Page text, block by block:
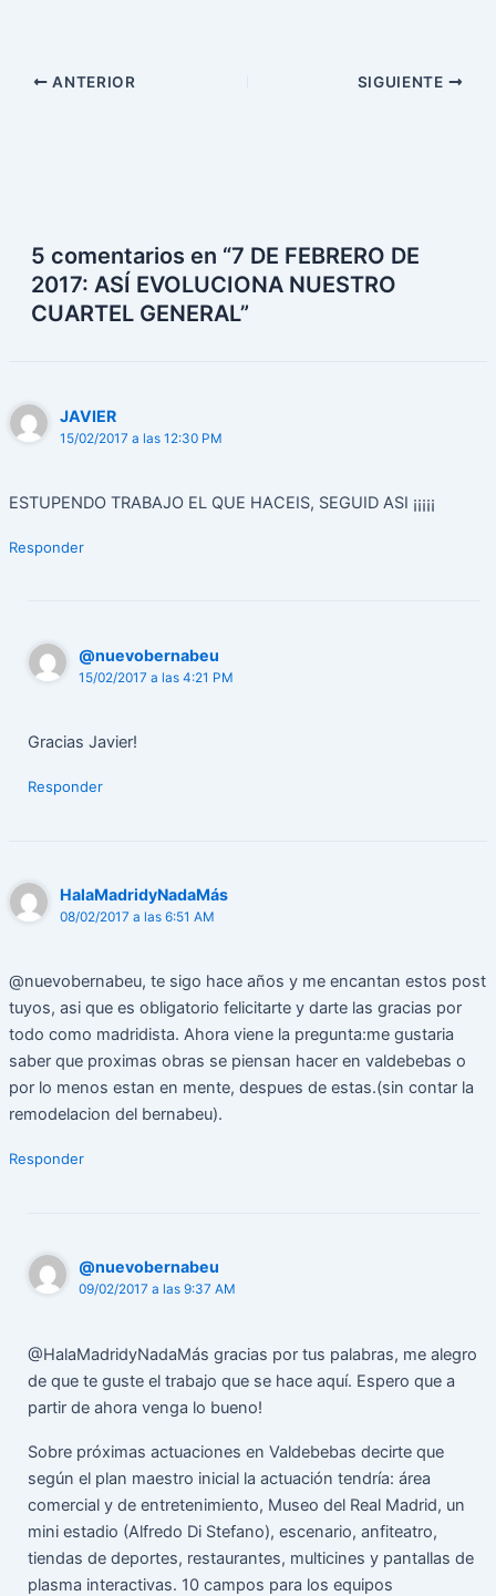
ANTERIOR SIGUIENTE
5 comentarios en “7 DE FEBRERO DE
2017: ASÍ EVOLUCIONA NUESTRO
CUARTEL GENERAL”
JAVIER
15/02/2017 a las 12:30 PM
ESTUPENDO TRABAJO EL QUE HACEIS, SEGUID ASI ¡¡¡¡¡
Responder
@nuevobernabeu
15/02/2017 a las 4:21 PM
Gracias Javier!
Responder
HalaMadridyNadaMás
08/02/2017 a las 6:51 AM
@nuevobernabeu, te sigo hace años y me encantan estos post
tuyos, asi que es obligatorio felicitarte y darte las gracias por
todo como madridista. Ahora viene la pregunta:me gustaria
saber que proximas obras se piensan hacer en valdebebas o
por lo menos estan en mente, despues de estas.(sin contar la
remodelacion del bernabeu).
Responder
@nuevobernabeu
09/02/2017 a las 9:37 AM
@HalaMadridyNadaMás gracias por tus palabras, me alegro
de que te guste el trabajo que se hace aquí. Espero que a
partir de ahora venga lo bueno!
Sobre próximas actuaciones en Valdebebas decirte que
según el plan maestro inicial la actuación tendría: área
comercial y de entretenimiento, Museo del Real Madrid, un
mini estadio (Alfredo Di Stefano), escenario, anfiteatro,
tiendas de deportes, restaurantes, multicines y pantallas de
plasma interactivas. 10 campos para los equipos